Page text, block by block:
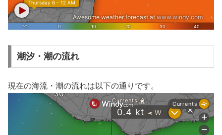
潮汐・潮の流れ
現在の海流・潮の流れは以下の通りです。